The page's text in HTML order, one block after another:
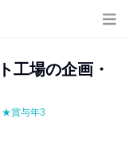
工場の企画・
★賞与年3